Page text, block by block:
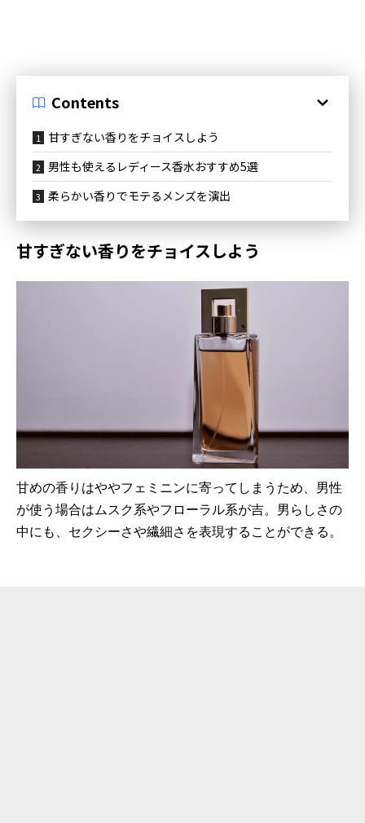
Contents
甘すぎない香りをチョイスしよう
男性も使えるレディース香水おすすめ5選
柔らかい香りでモテるメンズを演出
甘すぎない香りをチョイスしよう
甘めの香りはややフェミニンに寄ってしまうため、男性
が使う場合はムスク系やフローラル系が吉。男らしさの
中にも、セクシーさや繊細さを表現することができる。